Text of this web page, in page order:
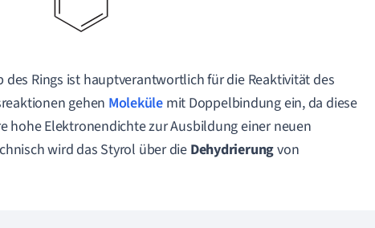
Rings ist hauptverantwortlich für die Reaktivität des
gehen Molekülemit Doppelbindung ein, da diese
hohe Elektronendichte zur Ausbildung einer neuen
wird das Styrol über die Dehydrierungvon